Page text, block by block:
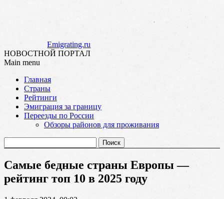
Emigrating.ru
НОВОСТНОЙ ПОРТАЛ
Main menu
content
Главная
Страны
Рейтинги
Эмиграция за границу
Переезды по России
Обзоры районов для проживания
Самые бедные страны Европы —
рейтинг топ 10 в 2025 году